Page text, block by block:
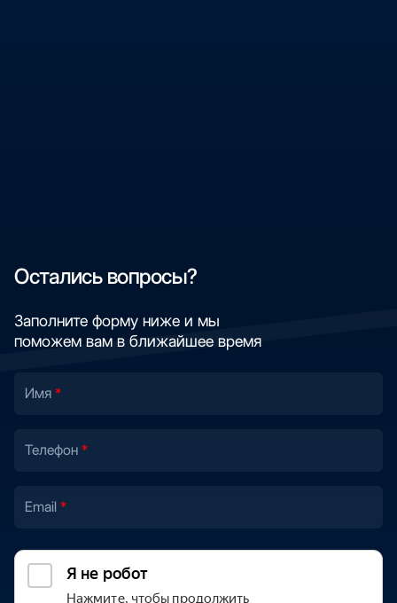
Остались вопросы?
Заполните форму ниже и мы
поможем вам в ближайшее время
Имя
Телефон
Email